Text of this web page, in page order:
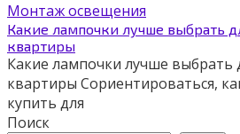
Монтаж освещения
Какие лампочки лучше выбрать
квартиры
Какие лампочки лучше выбрать
квартиры Сориентироваться,
купить для
Поиск